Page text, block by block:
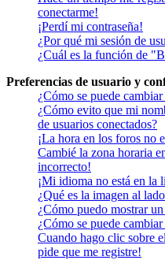
conectarme!
¡Perdí mi contraseña!
¿Por qué mi sesión de
¿Cuál es la función de
Preferencias de usuario y
¿Cómo se puede
¿Cómo evito que mi
de usuarios conectados?
¡La hora en los foros no
Cambié la zona horaria
incorrecto!
¡Mi idioma no está en la
¿Qué es la imagen al
¿Cómo puedo mostrar
¿Cómo se puede
Cuando hago clic sobre
pide que me registre!